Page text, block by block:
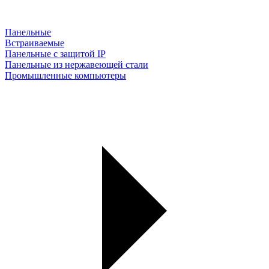
Панельные
Встраиваемые
Панельные с защитой IP
Панельные из нержавеющей стали
Промышленные компьютеры